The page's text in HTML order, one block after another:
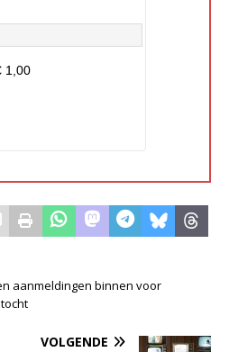
1,00
aanmeldingen binnen voor
VOLGENDE